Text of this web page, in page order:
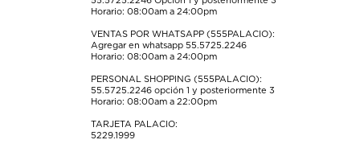
de
de
de
de
envío.
Horario: 08:00am a 24:00pm
VENTAS POR WHATSAPP (555PALACIO):
Agregar en whatsapp 55.5725.2246
Horario: 08:00am a 24:00pm
PERSONAL SHOPPING (555PALACIO):
55.5725.2246 opción 1 y posteriormente 3
Horario: 08:00am a 22:00pm
TARJETA PALACIO:
5229.1999